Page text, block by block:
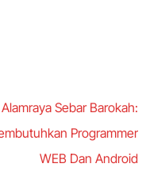
Alamraya Sebar Barokah:
Programmer
WEB Dan Android